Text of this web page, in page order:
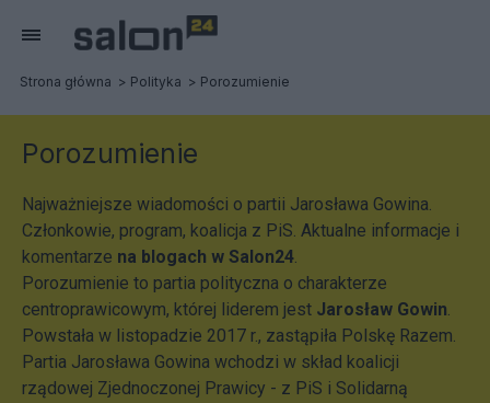
Strona główna Polityka Porozumienie
Porozumienie
Najważniejsze wiadomości o partii Jarosława Gowina.
Członkowie, program, koalicja z PiS. Aktualne informacje i
komentarze na blogach w Salon24.
Porozumienie to partia polityczna o charakterze
centroprawicowym, której liderem jest Jarosław Gowin.
Powstała w listopadzie 2017 r., zastąpiła Polskę Razem.
Partia Jarosława Gowina wchodzi w skład koalicji
rządowej Zjednoczonej Prawicy - z PiS i Solidarną